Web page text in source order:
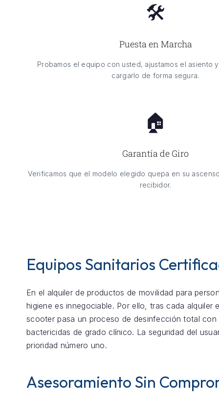
🛠️
Puesta en Marcha
Probamos el equipo con usted, ajustamos el asiento
cargarlo de forma segura.
🏠
Garantía de Giro
Verificamos que el modelo elegido quepa en su
recibidor.
Equipos Sanitarios
En el alquiler de productos de movilidad para
higiene es innegociable. Por ello, tras cada alquiler
scooter pasa un proceso de desinfección total
bactericidas de grado clínico. La seguridad del
prioridad número uno.
Asesoramiento Sin